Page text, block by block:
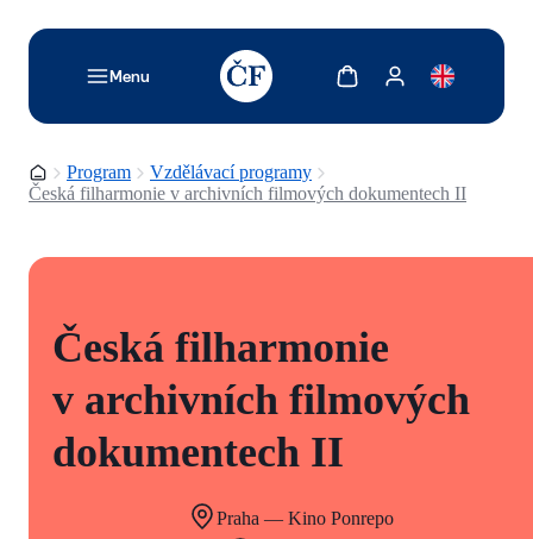
Menu
TODO: Add description for reader
Zobrazit košíkZobrazit můj účet
Domovská stránka
Program
Vzdělávací programy
Česká filharmonie v archivních filmových dokumentech II
Česká filharmonie
v archivních filmových
dokumentech II
Praha — Kino Ponrepo